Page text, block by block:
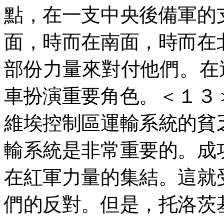
點，在一支中央後備軍
面，時而在南面，時而
部份力量來對付他們。
車扮演重要角色。＜１
維埃控制區運輸系統的
輸系統是非常重要的。
在紅軍力量的集結。這
們的反對。但是，托洛